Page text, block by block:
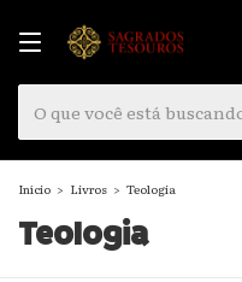
Início > Livros > Teologia
Teologia